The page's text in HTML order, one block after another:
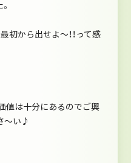
初から出せよ～！！って感
値は十分にあるのでご興
～い♪